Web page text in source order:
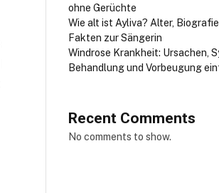
ohne Gerüchte
Wie alt ist Ayliva? Alter,
Fakten zur Sängerin
Windrose Krankheit: Ursachen,
Behandlung und Vorbeugung
Recent Comments
No comments to show.